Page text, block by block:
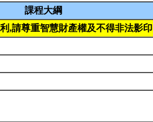
課程大綱
,請尊重智慧財產權及不得非法影印